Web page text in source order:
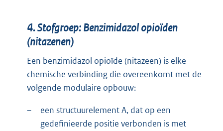
4. Stofgroep: Benzimidazol opioïden
(nitazenen)
Een benzimidazol opioïde (nitazeen) is elke
chemische verbinding die overeenkomt met de
volgende modulaire opbouw:
–
een structuurelement A, dat op een
gedefinieerde positie verbonden is met